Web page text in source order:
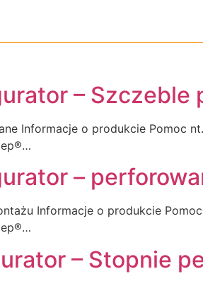
– Szczeble
Informacje o produkcie Pomoc
–
Informacje o produkcie
– Stopnie